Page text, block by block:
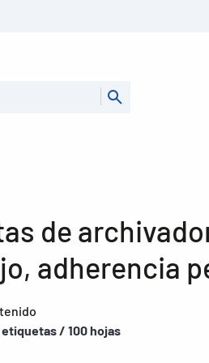
de
adherencia
/ 100 hojas